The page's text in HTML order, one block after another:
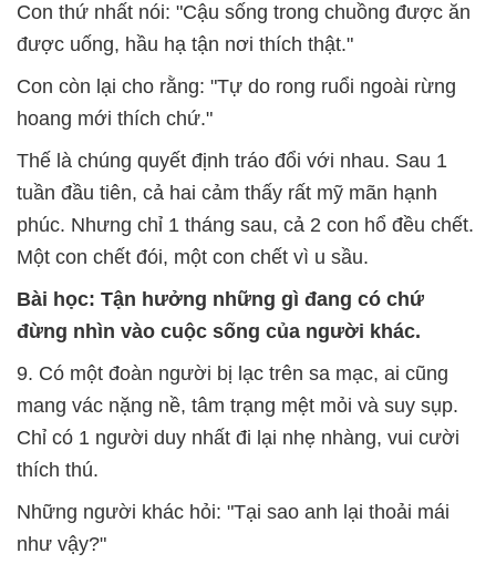
Con thứ nhất nói: "Cậu sống trong chuồng được ăn
được uống, hầu hạ tận nơi thích thật."
Con còn lại cho rằng: "Tự do rong ruổi ngoài rừng
hoang mới thích chứ."
Thế là chúng quyết định tráo đổi với nhau. Sau 1
tuần đầu tiên, cả hai cảm thấy rất mỹ mãn hạnh
phúc. Nhưng chỉ 1 tháng sau, cả 2 con hổ đều chết.
Một con chết đói, một con chết vì u sầu.
Bài học: Tận hưởng những gì đang có chứ
đừng nhìn vào cuộc sống của người khác.
9. Có một đoàn người bị lạc trên sa mạc, ai cũng
mang vác nặng nề, tâm trạng mệt mỏi và suy sụp.
Chỉ có 1 người duy nhất đi lại nhẹ nhàng, vui cười
thích thú.
Những người khác hỏi: "Tại sao anh lại thoải mái
như vậy?"